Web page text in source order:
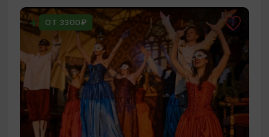
ОТ 3300₽